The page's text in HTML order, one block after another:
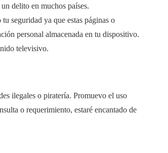
delito en muchos países.
seguridad ya que estas páginas o
personal almacenada en tu dispositivo.
televisivo.
ilegales o piratería. Promuevo el uso
o requerimiento, estaré encantado de